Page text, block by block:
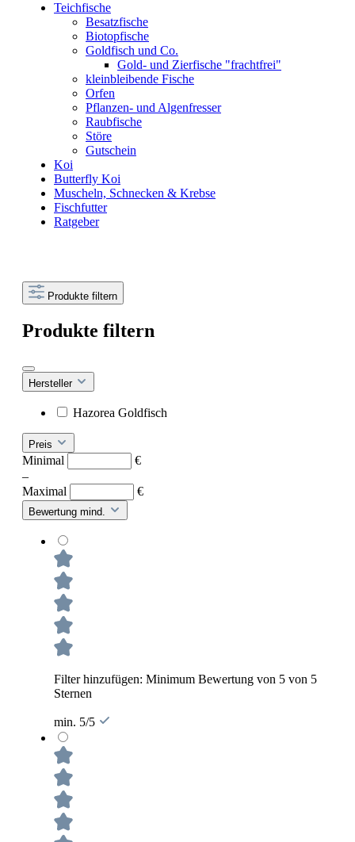
Teichfische
Besatzfische
Biotopfische
Goldfisch und Co.
Gold- und Zierfische "frachtfrei"
kleinbleibende Fische
Orfen
Pflanzen- und Algenfresser
Raubfische
Störe
Gutschein
Koi
Butterfly Koi
Muscheln, Schnecken & Krebse
Fischfutter
Ratgeber
Produkte filtern
Produkte filtern
Hersteller
Hazorea Goldfisch
Preis
Minimal
€
–
Maximal
€
Bewertung mind.
Filter hinzufügen: Minimum Bewertung von 5 von 5
Sternen
min. 5/5